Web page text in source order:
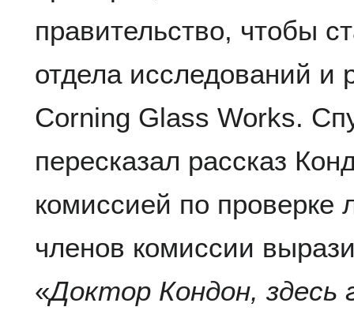
правительство, чтобы
отдела исследований и
Corning Glass Works.
пересказал рассказ
комиссией по проверке
членов комиссии
«Доктор Кондон,